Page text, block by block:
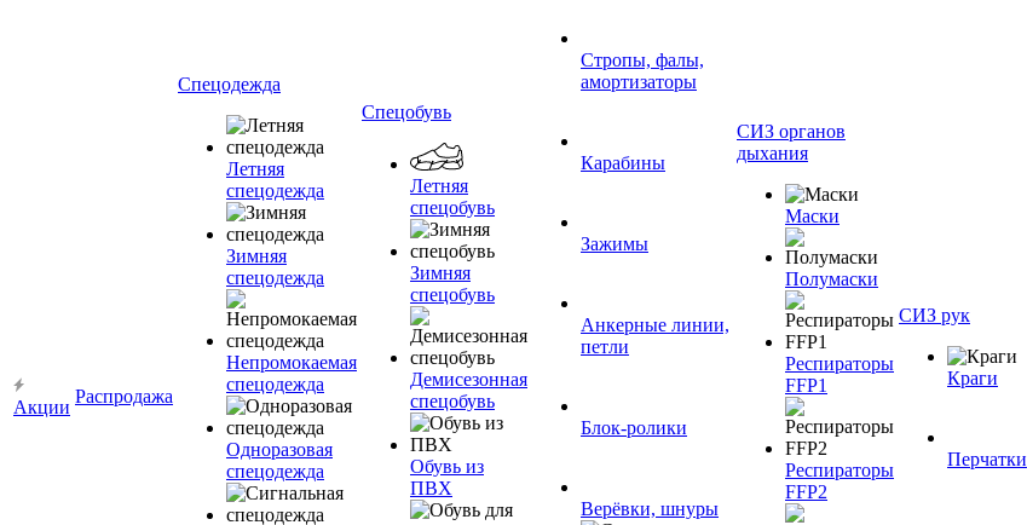
Акции
Распродажа
Спецодежда
Летняя
спецодежда
Зимняя
спецодежда
Непромокаемая
спецодежда
Одноразовая
спецодежда
Спецобувь
Летняя
спецобувь
Зимняя
спецобувь
Демисезонная
спецобувь
Обувь из
ПВХ
Стропы, фалы,
амортизаторы
Карабины
Зажимы
Анкерные линии,
петли
Блок-ролики
Верёвки, шнуры
СИЗ органов
дыхания
Маски
Полумаски
Респираторы
FFP1
Респираторы
FFP2
СИЗ рук
Краги
Перчатки